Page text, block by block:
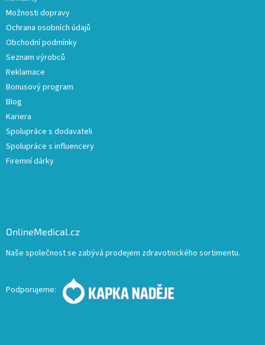
Možnosti dopravy
Ochrana osobních údajů
Obchodní podmínky
Seznam výrobců
Reklamace
Bonusový program
Blog
Kariera
Spolupráce s dodavateli
Spolupráce s influencery
Firemní dárky
OnlineMedical.cz
Naše společnost se zabývá prodejem zdravotnického sortimentu.
Podporujeme: